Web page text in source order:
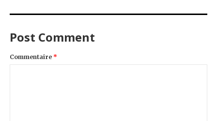
Post Comment
Commentaire *